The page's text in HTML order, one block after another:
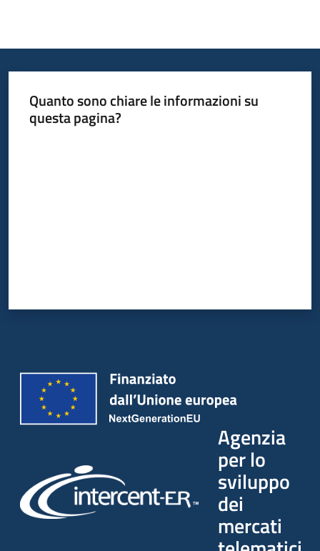
Quanto sono chiare le informazioni su
questa pagina?
Agenzia
per lo
sviluppo
dei
mercati